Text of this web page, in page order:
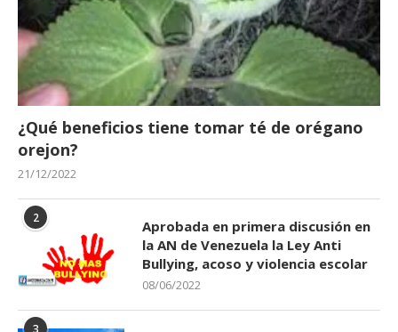
¿Qué beneficios tiene tomar té de orégano
orejon?
21/12/2022
2
Aprobada en primera discusión en
la AN de Venezuela la Ley Anti
Bullying, acoso y violencia escolar
08/06/2022
3